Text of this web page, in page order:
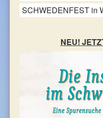
FREIZEIT
Mitglied werden
Mitgliedsgemeinden
UNSER SERVICE
INFO-MATERIAL
SCHWEDENFEST in
NEU!